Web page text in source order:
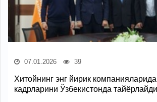
07.01.2026 39
Хитойнинг энг йирик
кадрларини Ўзбекистонда тайёрлайди